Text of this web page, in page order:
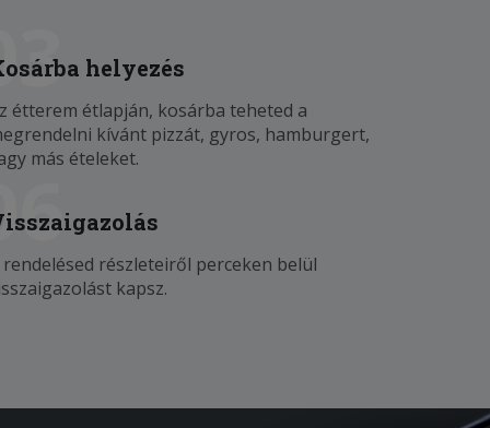
helyezés
étterem étlapján, kosárba teheted a
kívánt pizzát, gyros, hamburgert,
más ételeket.
rendelésed részleteiről perceken belül
kapsz.